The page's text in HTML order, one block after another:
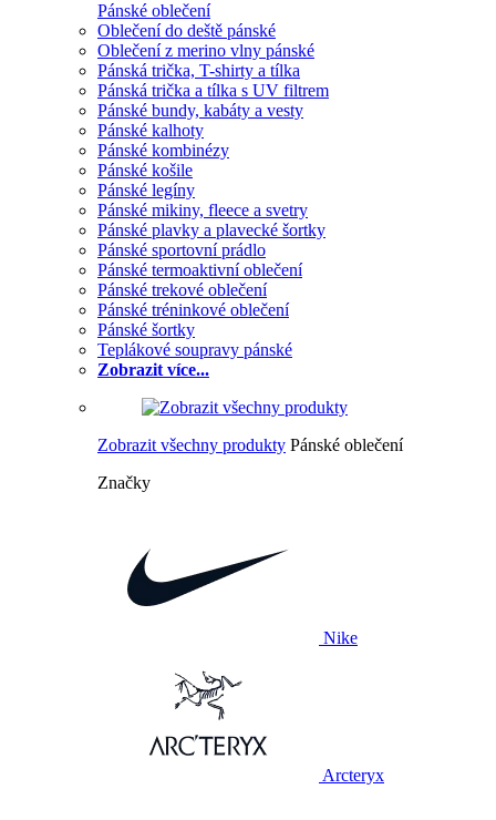
Pánské oblečení
Oblečení do deště pánské
Oblečení z merino vlny pánské
Pánská trička, T-shirty a tílka
Pánská trička a tílka s UV filtrem
Pánské bundy, kabáty a vesty
Pánské kalhoty
Pánské kombinézy
Pánské košile
Pánské legíny
Pánské mikiny, fleece a svetry
Pánské plavky a plavecké šortky
Pánské sportovní prádlo
Pánské termoaktivní oblečení
Pánské trekové oblečení
Pánské tréninkové oblečení
Pánské šortky
Teplákové soupravy pánské
Zobrazit více...
Zobrazit všechny produkty Pánské oblečení
Značky
Nike
Arcteryx